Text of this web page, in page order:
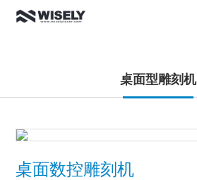
桌面型雕刻机
桌面数控雕刻机